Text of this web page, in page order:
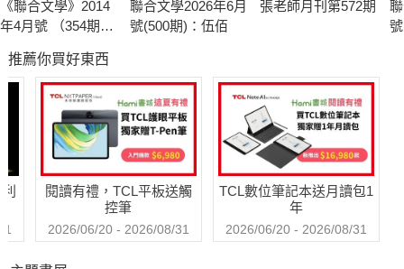
《聯合文學》2014
年4月號 （354期）
篇小說藝術
聯合文學2026年6月
號(500期)：伍佰
張老師月刊第572期
推薦你買好東西
閱讀有禮，TCL平板送觸
控筆
2026/06/20 - 2026/08/31
TCL數位筆記本送月讀包1
年
2026/06/20 - 2026/08/31